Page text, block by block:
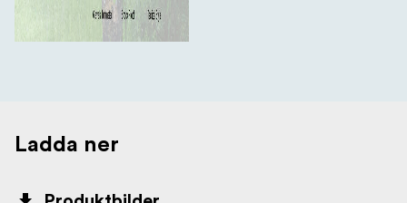
Ladda ner